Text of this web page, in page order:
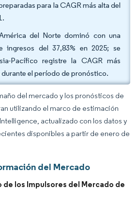
para la CAGR más alta del
del Norte dominó con una
ingresos del 37,83% en 2025; se
Pacífico registre la CAGR más
durante el período de pronóstico.
del mercado y los pronósticos de
utilizando el marco de estimación
actualizado con los datos y
disponibles a partir de enero de
del Mercado
los Impulsores del Mercado de